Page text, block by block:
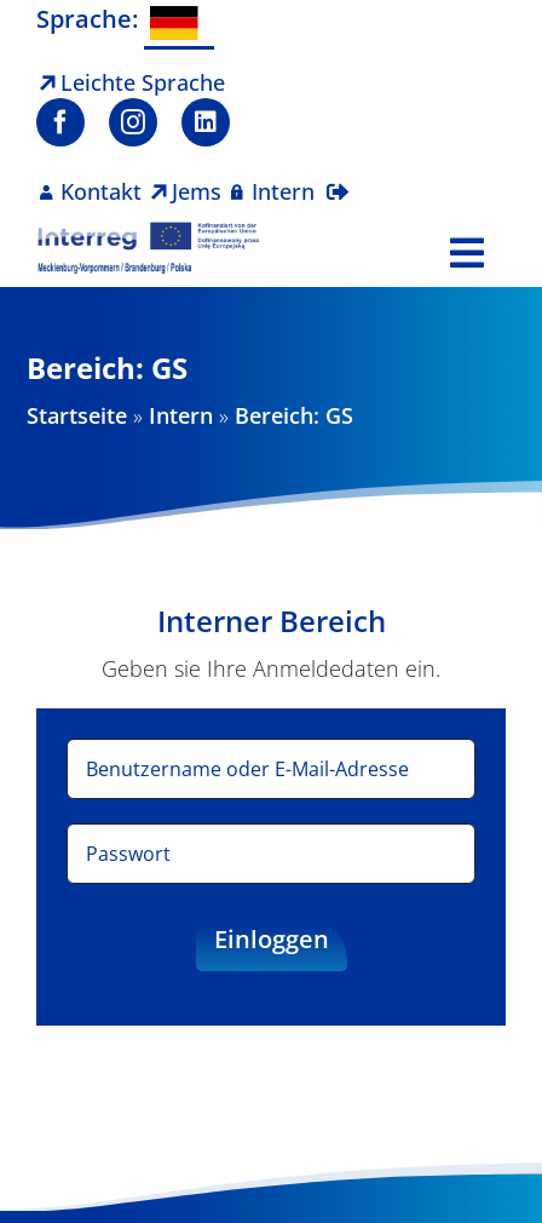
Zum
springen
Sprache:
Leichte Sprache
Kontakt Jems Intern
Projekte
Bereich: GS
Startseite » Intern » Bereich: GS
Interner Bereich
Geben sie Ihre Anmeldedaten ein.
Einloggen